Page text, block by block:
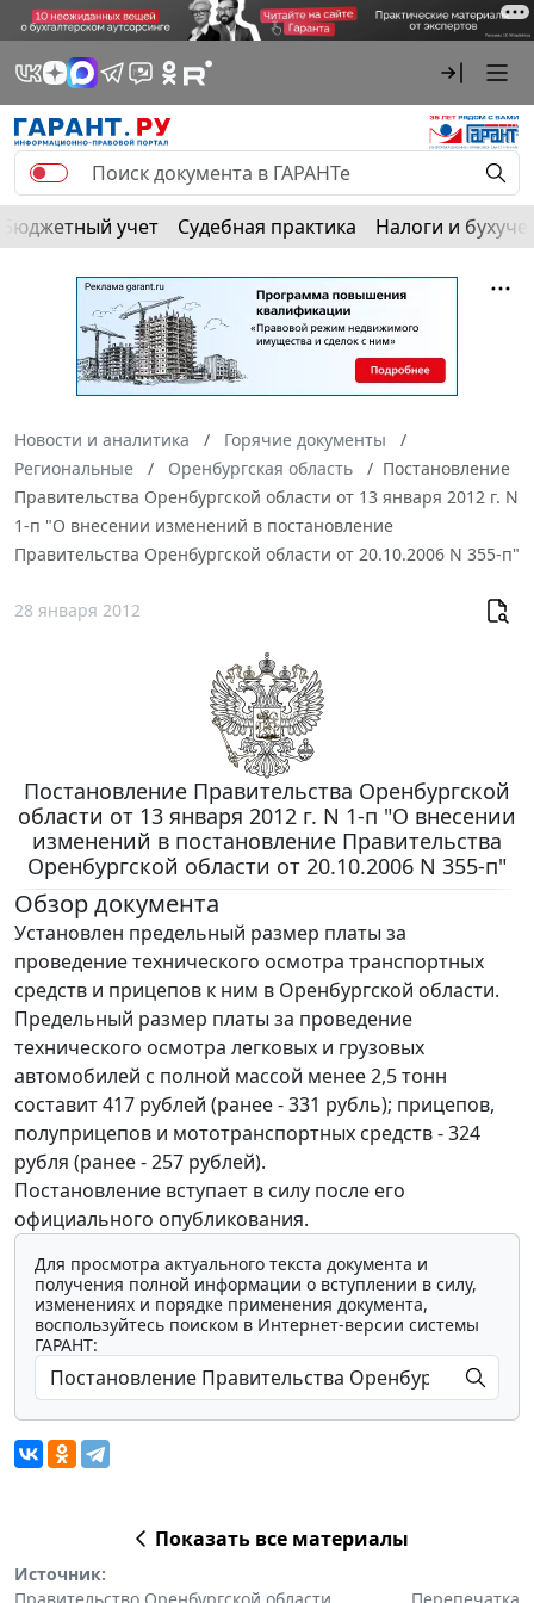
Бюджетный учет Судебная практика Налоги и
Новости и аналитика
Горячие документы
Региональные
Оренбургская область
Постановление
Правительства Оренбургской области от 13 января 2012 г. N
1-п "О внесении изменений в постановление
Правительства Оренбургской области от 20.10.2006 N 355-п"
28 января 2012
Постановление Правительства Оренбургской
области от 13 января 2012 г. N 1-п "О внесении
изменений в постановление Правительства
Оренбургской области от 20.10.2006 N 355-п"
Обзор документа
Установлен предельный размер платы за
проведение технического осмотра транспортных
средств и прицепов к ним в Оренбургской области.
Предельный размер платы за проведение
технического осмотра легковых и грузовых
автомобилей с полной массой менее 2,5 тонн
составит 417 рублей (ранее - 331 рубль); прицепов,
полуприцепов и мототранспортных средств - 324
рубля (ранее - 257 рублей).
Постановление вступает в силу после его
официального опубликования.
Для просмотра актуального текста документа и
получения полной информации о вступлении в силу,
изменениях и порядке применения документа,
воспользуйтесь поиском в Интернет-версии системы
ГАРАНТ:
Показать все материалы
Источник:
Правительство Оренбургской области
Перепечатка